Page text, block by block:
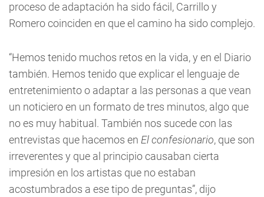
proceso de adaptación ha sido fácil, Carrillo y
Romero coinciden en que el camino ha sido complejo.
“Hemos tenido muchos retos en la vida, y en el Diario
también. Hemos tenido que explicar el lenguaje de
entretenimiento o adaptar a las personas a que vean
un noticiero en un formato de tres minutos, algo que
no es muy habitual. También nos sucede con las
entrevistas que hacemos en El confesionario, que son
irreverentes y que al principio causaban cierta
impresión en los artistas que no estaban
acostumbrados a ese tipo de preguntas”, dijo